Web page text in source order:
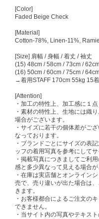
[Color]
Faded Beige Check
[Material]
Cotton-78%, Linen-11%,
[Size] 肩幅 / 身幅 / 着丈 / 袖丈
(15) 48cm / 58cm / 73cm /
(16) 50cm / 60cm / 75cm /
→着用STAFF 170cm 55kg 15
[Attention]
・加工の特性上、加工感に１
・素材の特性上、生地には織
場合がございます。
・サイズに若干の個体差がご
なっております。
・ブランドごとにサイズの表
ッフの着用写真を参考にしてサ
・掲載写真につきましてご利
感と多少異なって見える場合が
・在庫は実店舗とオンライン
売で、売り違いが出た場合は
きます。
・お客様都合によるご注文の
できません。
・当サイト内の写真やテキス